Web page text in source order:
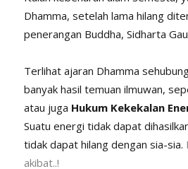
Dhamma, setelah lama hilang
penerangan Buddha, Sidharta
Terlihat ajaran Dhamma
banyak hasil temuan ilmuwan,
atau juga Hukum Kekekalan
Suatu energi tidak dapat
tidak dapat hilang dengan sia-sia.
akibat..!